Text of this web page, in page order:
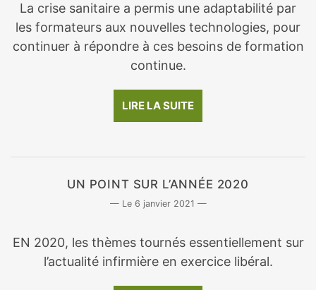
La crise sanitaire a permis une adaptabilité par
les formateurs aux nouvelles technologies, pour
continuer à répondre à ces besoins de formation
continue.
LIRE LA SUITE
UN POINT SUR L’ANNÉE 2020
6 janvier 2021
EN 2020, les thèmes tournés essentiellement sur
l’actualité infirmière en exercice libéral.